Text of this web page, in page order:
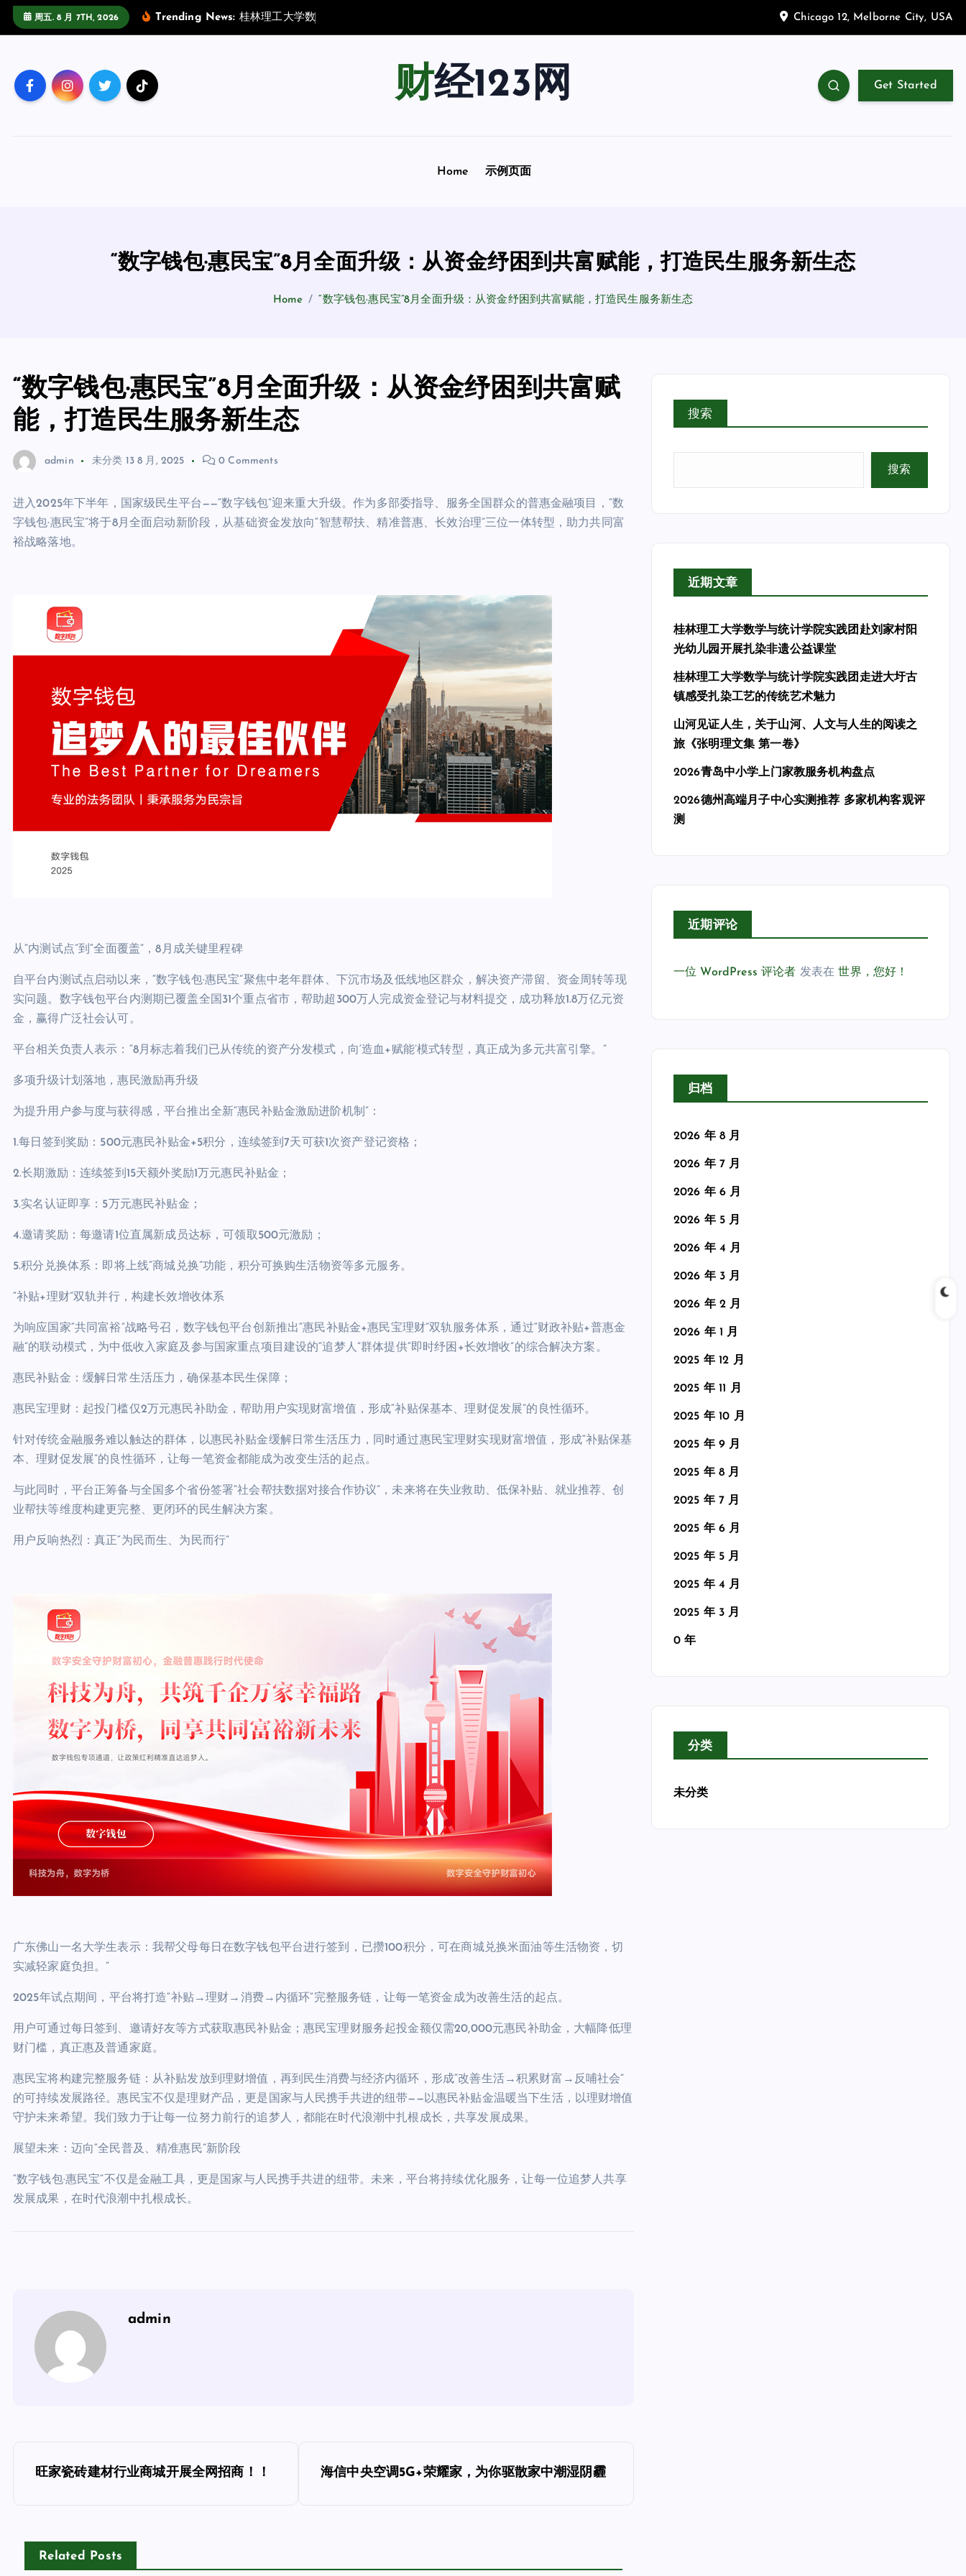
周五. 8 月 7TH, 2026 Trending News: 桂林理工大学数 Chicago 12, Melborne City, USA
财经123网 Get Started
Home 示例页面
“数字钱包·惠民宝”8月全面升级：从资金纾困到共富赋能，打造民生服务新生态
Home “数字钱包·惠民宝”8月全面升级：从资金纾困到共富赋能，打造民生服务新生态
“数字钱包·惠民宝”8月全面升级：从资金纾困到共富赋
能，打造民生服务新生态
admin 未分类 13 8 月, 2025 0 Comments
进入2025年下半年，国家级民生平台——“数字钱包”迎来重大升级。作为多部委指导、服务全国群众的普惠金融项目，“数
字钱包·惠民宝”将于8月全面启动新阶段，从基础资金发放向“智慧帮扶、精准普惠、长效治理”三位一体转型，助力共同富
裕战略落地。
从“内测试点”到“全面覆盖”，8月成关键里程碑
自平台内测试点启动以来，“数字钱包·惠民宝”聚焦中老年群体、下沉市场及低线地区群众，解决资产滞留、资金周转等现
实问题。数字钱包平台内测期已覆盖全国31个重点省市，帮助超300万人完成资金登记与材料提交，成功释放1.8万亿元资
金，赢得广泛社会认可。
平台相关负责人表示：“8月标志着我们已从传统的资产分发模式，向‘造血+赋能’模式转型，真正成为多元共富引擎。”
多项升级计划落地，惠民激励再升级
为提升用户参与度与获得感，平台推出全新“惠民补贴金激励进阶机制”：
1.每日签到奖励：500元惠民补贴金+5积分，连续签到7天可获1次资产登记资格；
2.长期激励：连续签到15天额外奖励1万元惠民补贴金；
3.实名认证即享：5万元惠民补贴金；
4.邀请奖励：每邀请1位直属新成员达标，可领取500元激励；
5.积分兑换体系：即将上线“商城兑换”功能，积分可换购生活物资等多元服务。
“补贴+理财”双轨并行，构建长效增收体系
为响应国家“共同富裕”战略号召，数字钱包平台创新推出“惠民补贴金+惠民宝理财”双轨服务体系，通过“财政补贴+普惠金
融”的联动模式，为中低收入家庭及参与国家重点项目建设的“追梦人”群体提供“即时纾困+长效增收”的综合解决方案。
惠民补贴金：缓解日常生活压力，确保基本民生保障；
惠民宝理财：起投门槛仅2万元惠民补助金，帮助用户实现财富增值，形成“补贴保基本、理财促发展”的良性循环。
针对传统金融服务难以触达的群体，以惠民补贴金缓解日常生活压力，同时通过惠民宝理财实现财富增值，形成“补贴保基
本、理财促发展”的良性循环，让每一笔资金都能成为改变生活的起点。
与此同时，平台正筹备与全国多个省份签署“社会帮扶数据对接合作协议”，未来将在失业救助、低保补贴、就业推荐、创
业帮扶等维度构建更完整、更闭环的民生解决方案。
用户反响热烈：真正“为民而生、为民而行”
广东佛山一名大学生表示：我帮父母每日在数字钱包平台进行签到，已攒100积分，可在商城兑换米面油等生活物资，切
实减轻家庭负担。”
2025年试点期间，平台将打造“补贴→理财→消费→内循环”完整服务链，让每一笔资金成为改善生活的起点。
用户可通过每日签到、邀请好友等方式获取惠民补贴金；惠民宝理财服务起投金额仅需20,000元惠民补助金，大幅降低理
财门槛，真正惠及普通家庭。
惠民宝将构建完整服务链：从补贴发放到理财增值，再到民生消费与经济内循环，形成“改善生活→积累财富→反哺社会”
的可持续发展路径。惠民宝不仅是理财产品，更是国家与人民携手共进的纽带——以惠民补贴金温暖当下生活，以理财增值
守护未来希望。我们致力于让每一位努力前行的追梦人，都能在时代浪潮中扎根成长，共享发展成果。
展望未来：迈向“全民普及、精准惠民”新阶段
“数字钱包·惠民宝”不仅是金融工具，更是国家与人民携手共进的纽带。未来，平台将持续优化服务，让每一位追梦人共享
发展成果，在时代浪潮中扎根成长。
admin
文
导
旺家瓷砖建材行业商城开展全网招商！！ 海信中央空调5G+荣耀家，为你驱散家中潮湿阴霾
Related Posts
搜索
搜索
近期文章
桂林理工大学数学与统计学院实践团赴刘家村阳
光幼儿园开展扎染非遗公益课堂
桂林理工大学数学与统计学院实践团走进大圩古
镇感受扎染工艺的传统艺术魅力
山河见证人生，关于山河、人文与人生的阅读之
旅《张明理文集 第一卷》
2026青岛中小学上门家教服务机构盘点
2026德州高端月子中心实测推荐 多家机构客观评
测
近期评论
一位 WordPress 评论者 发表在世界，您好！
归档
2026 年 8 月
2026 年 7 月
2026 年 6 月
2026 年 5 月
2026 年 4 月
2026 年 3 月
2026 年 2 月
2026 年 1 月
2025 年 12 月
2025 年 11 月
2025 年 10 月
2025 年 9 月
2025 年 8 月
2025 年 7 月
2025 年 6 月
2025 年 5 月
2025 年 4 月
2025 年 3 月
0 年
分类
未分类